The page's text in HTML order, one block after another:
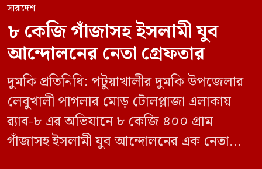
সারাদেশ
৮ কেজি গাঁজাসহ ইসলামী যুব
আন্দোলনের নেতা গ্রেফতার
দুমকি প্রতিনিধি: পটুয়াখালীর দুমকি উপজেলার
লেবুখালী পাগলার মোড় টোলপ্লাজা এলাকায়
র‍্যাব-৮ এর অভিযানে ৮ কেজি ৪০০ গ্রাম
গাঁজাসহ ইসলামী যুব আন্দোলনের এক নেতাকে